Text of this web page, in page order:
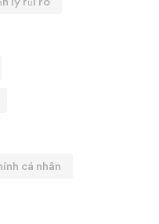
cá nhân